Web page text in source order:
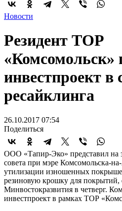
Новости
Резидент ТОР
«Комсомольск»
инвестпроект в
ресайклинга
26.10.2017 07:54
Поделиться
ООО «Тапир-Эко» представил на
совета при мэре Комсомольска-
утилизации изношенных
резиновую крошку для покрытий,
Минвостокразвития в четверг.
инвестпроект в рамках ТОР